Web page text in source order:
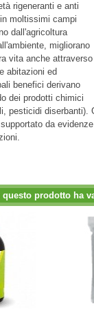
rigeneranti e anti
moltissimi campi
dall'agricoltura
migliorano
vita anche attraverso
abitazioni ed
benefici derivano
dei prodotti chimici
pesticidi diserbanti).
da
prodotto ha